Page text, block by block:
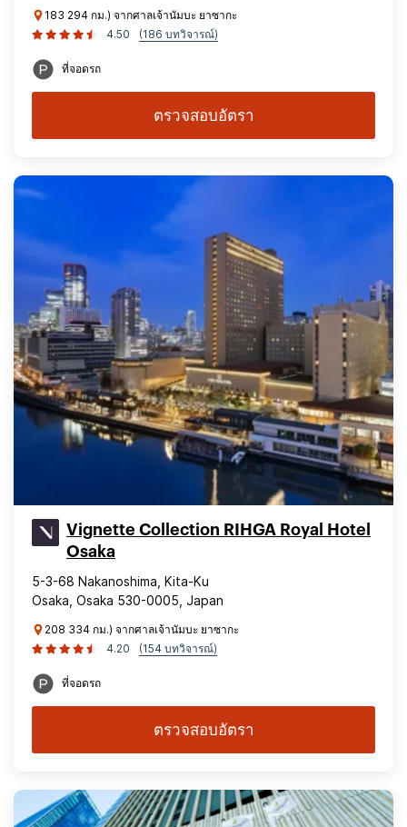
183 294 กม.) จากศาลเจ้านัมบะ ยาซากะ
4.50
(186 บทวิจารณ์)
ที่จอดรถ
ตรวจสอบอัตรา
Vignette Collection RIHGA Royal Hotel
Osaka
5-3-68 Nakanoshima, Kita-Ku
Osaka, Osaka 530-0005, Japan
208 334 กม.) จากศาลเจ้านัมบะ ยาซากะ
4.20
(154 บทวิจารณ์)
ที่จอดรถ
ตรวจสอบอัตรา